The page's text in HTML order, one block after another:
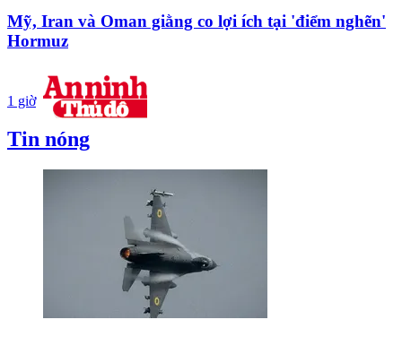
Mỹ, Iran và Oman giằng co lợi ích tại 'điểm nghẽn'
Hormuz
1 giờ
Tin nóng